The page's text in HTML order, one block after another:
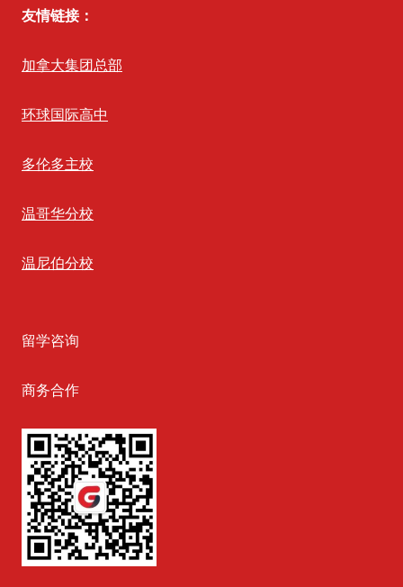
友情链接：
加拿大集团总部
环球国际高中
多伦多主校
温哥华分校
温尼伯分校
留学咨询
商务合作